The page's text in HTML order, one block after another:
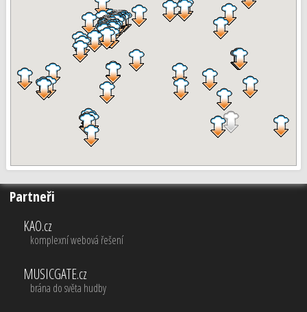
Partneři
KAO.cz
komplexní webová řešení
MUSICGATE.cz
brána do světa hudby